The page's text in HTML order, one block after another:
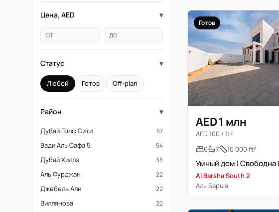
Цена, AED ▾
ОТ ДО
Статус ▾
Любой Готов Off-plan
Район ▾
Дубай Голф Сити 67
Вади Аль Сафа 5 54
Дубай Хиллз 38
Аль Фурджан 22
Джебель Али 22
Виллянова 22
Готов
AED 1 млн
AED 100 / ft²
6
7 10 000 ft²
Al Barsha South 2
Аль Барша